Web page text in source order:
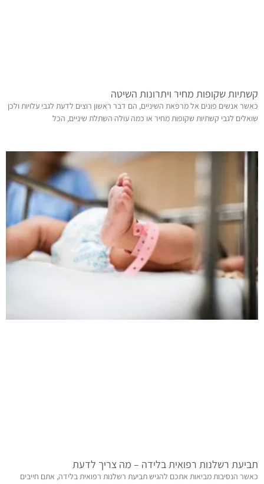
קשתיות שקופות מחיר ויתרונות השיטה
כאשר אנשים פונים אל מרפאת השיניים, הם דבר ראשון רוצים לדעת לגבי עלויות ולכן
שואלים לגבי קשתיות שקופות מחיר או כמה עולה השתלת שיניים, הכל
תביעת רשלנות רפואית בלידה – מה צריך לדעת
כאשר הנסיבות מביאות אתכם להגיש תביעת רשלנות רפואית בלידה, אתם חייבים